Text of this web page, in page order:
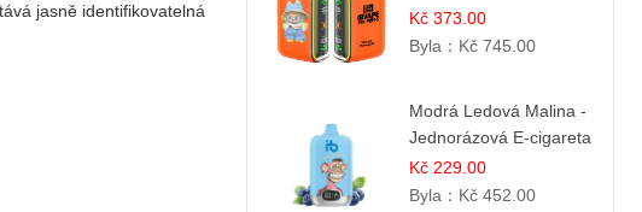
jasně identifikovatelná
& Ananas
Kč 373.00
Byla： Kč 745.00
Modrá Ledová Malina -
Jednorázová E-cigareta
12 000 šluků |
Osvěžující Bobulová
Kč 229.00
Byla： Kč 452.00